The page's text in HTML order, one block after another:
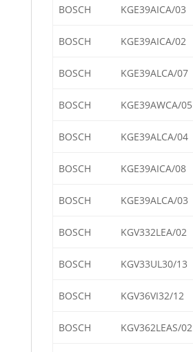
BOSCH KGE39AICA/03
BOSCH KGE39AICA/02
BOSCH KGE39ALCA/07
BOSCH KGE39AWCA/05
BOSCH KGE39ALCA/04
BOSCH KGE39AICA/08
BOSCH KGE39ALCA/03
BOSCH KGV332LEA/02
BOSCH KGV33UL30/13
BOSCH KGV36VI32/12
BOSCH KGV362LEAS/02